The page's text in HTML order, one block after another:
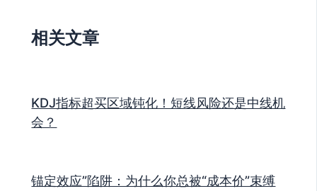
相关文章
KDJ指标超买区域钝化！短线风险还是中线机
会？
锚定效应”陷阱：为什么你总被“成本价”束缚